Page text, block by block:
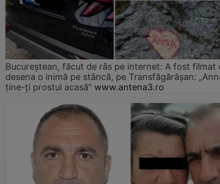
Bucureștean, făcut de râs pe internet: A fost filmat
desena o inimă pe stâncă, pe Transfăgărășan:
ține-ți prostul acasă” www.antena3.ro